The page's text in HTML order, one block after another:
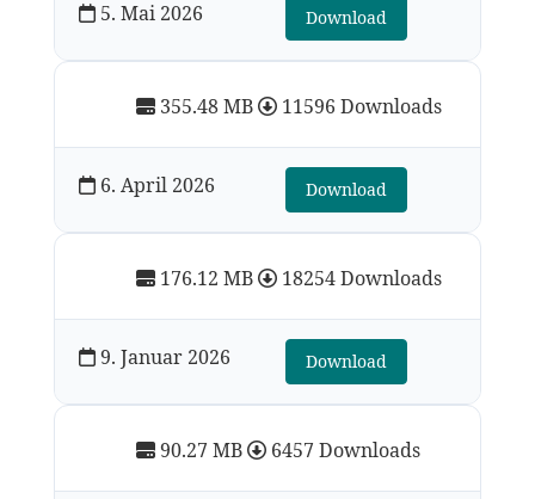
90.27 MB 6457 Downloads
5. Mai 2026 Download
355.48 MB 11596 Downloads
6. April 2026 Download
176.12 MB 18254 Downloads
9. Januar 2026 Download